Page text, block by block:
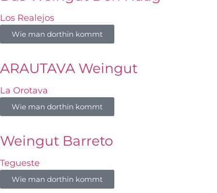
Los Realejos
Wie man dorthin kommt
ARAUTAVA Weingut
La Orotava
Wie man dorthin kommt
Weingut Barreto
Tegueste
Wie man dorthin kommt